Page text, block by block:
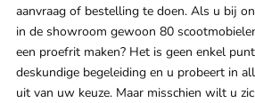
aanvraag of bestelling te doen. Als u bij
in de showroom gewoon 80
een proefrit maken? Het is geen enkel
deskundige begeleiding en u probeert in
uit van uw keuze. Maar misschien wilt u